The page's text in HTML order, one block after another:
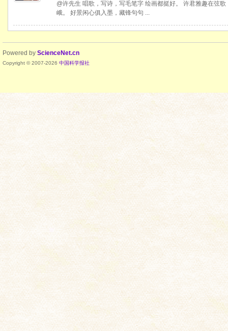
@许先生 唱歌，写诗，写毛笔字 绘画都挺好。 许君雅趣在弦
峨。 好景闲心俱入墨，藏锋句句 ...
Powered by ScienceNet.cn
Copyright © 2007-2026 中国科学报社